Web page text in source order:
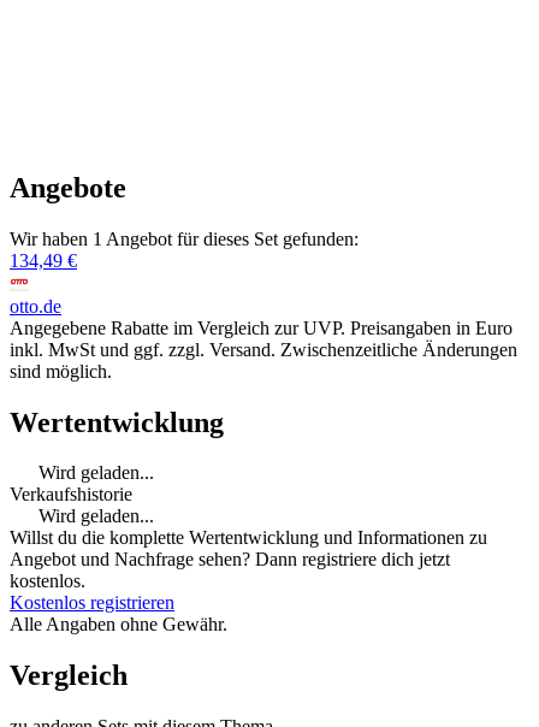
Angebote
Wir haben 1 Angebot für dieses Set gefunden:
134,49 €
otto.de
Angegebene Rabatte im Vergleich zur UVP. Preisangaben in Euro
inkl. MwSt und ggf. zzgl. Versand. Zwischenzeitliche Änderungen
sind möglich.
Wertentwicklung
Wird geladen...
Verkaufshistorie
Wird geladen...
Willst du die komplette Wertentwicklung und Informationen zu
Angebot und Nachfrage sehen? Dann registriere dich jetzt
kostenlos.
Kostenlos registrieren
Alle Angaben ohne Gewähr.
Vergleich